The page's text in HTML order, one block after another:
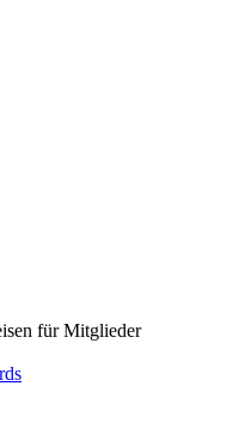
für Mitglieder